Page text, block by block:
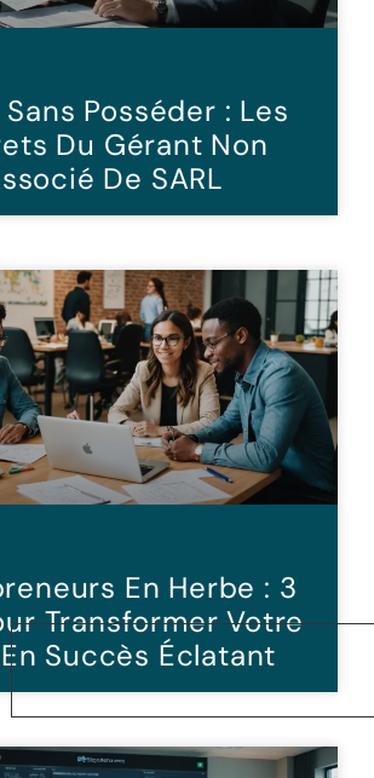
Posséder : Les
Du Gérant Non
De SARL
En Herbe : 3
Transformer Votre
Succès Éclatant